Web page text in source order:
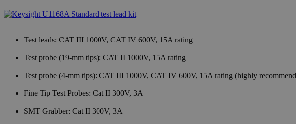
Test leads: CAT III 1000V, CAT IV 600V, 15A rating
Test probe (19-mm tips): CAT II 1000V, 15A rating
Test probe (4-mm tips): CAT III 1000V, CAT IV 600V, 15A rating (highly
Fine Tip Test Probes: Cat II 300V, 3A
SMT Grabber: Cat II 300V, 3A